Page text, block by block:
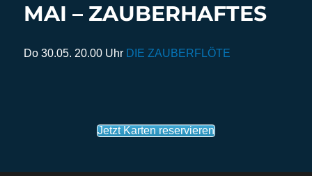
MAI – ZAUBERHAFTES
Do 30.05. 20.00 Uhr DIE ZAUBERFLÖTE
Jetzt Karten reservieren